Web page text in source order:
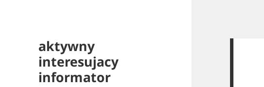
aktywny
interesujacy
informator